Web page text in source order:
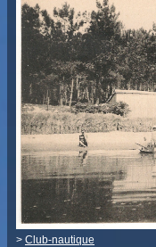
> Club-nautique